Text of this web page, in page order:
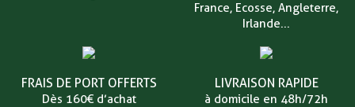
France, Ecosse, Angleterre,
Irlande...
FRAIS DE PORT OFFERTS
Dès 160€ d’achat
LIVRAISON RAPIDE
à domicile en 48h/72h